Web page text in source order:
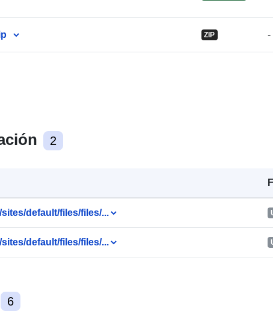
ZIP -
2
default/files/files/...
default/files/files/...
6